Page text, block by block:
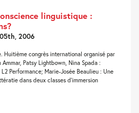
linguistique :
2006
Huitième congrès international organisé par
Patsy Lightbown, Nina Spada :
Performance; Marie-Josée Beaulieu : Une
dans deux classes d’immersion